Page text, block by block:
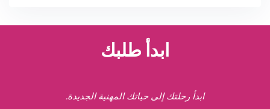
ابدأ طلبك
ابدأ رحلتك إلى حياتك المهنية الجديدة.